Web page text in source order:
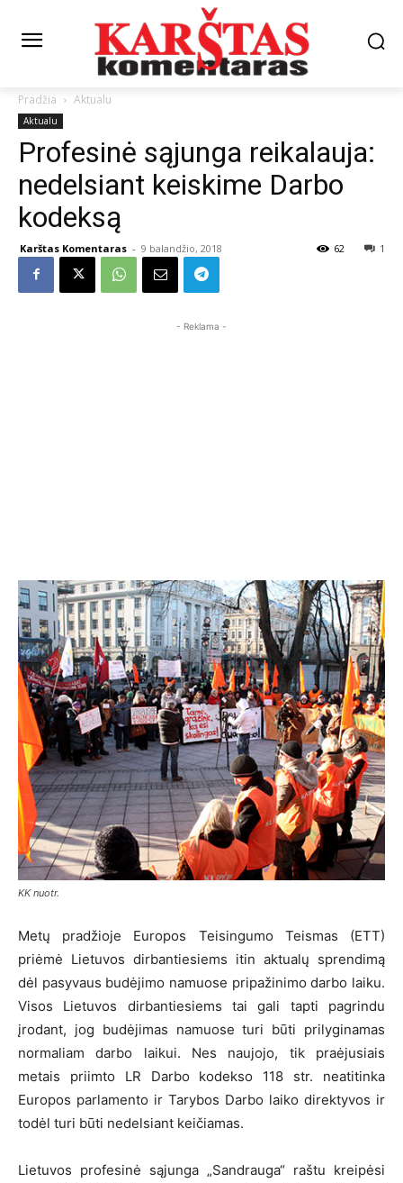
Pradžia Aktualu
Aktualu
Profesinė sąjunga reikalauja:
nedelsiant keiskime Darbo
kodeksą
Karštas Komentaras - 9 balandžio, 2018 1
62
- Reklama -
KK nuotr.
Metų pradžioje Europos Teisingumo Teismas (ETT)
priėmė Lietuvos dirbantiesiems itin aktualų sprendimą
dėl pasyvaus budėjimo namuose pripažinimo darbo laiku.
Visos Lietuvos dirbantiesiems tai gali tapti pagrindu
įrodant, jog budėjimas namuose turi būti prilyginamas
normaliam darbo laikui. Nes naujojo, tik praėjusiais
metais priimto LR Darbo kodekso 118 str. neatitinka
Europos parlamento ir Tarybos Darbo laiko direktyvos ir
todėl turi būti nedelsiant keičiamas.
Lietuvos profesinė sąjunga „Sandrauga“ raštu kreipėsi